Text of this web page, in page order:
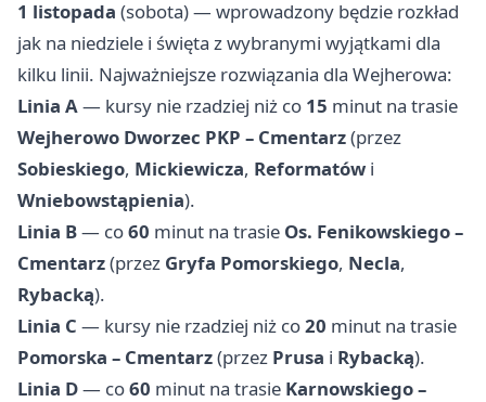
1 listopada (sobota) — wprowadzony będzie rozkład
jak na niedziele i święta z wybranymi wyjątkami dla
kilku linii. Najważniejsze rozwiązania dla Wejherowa:
Linia A— kursy nie rzadziej niż co 15 minut na trasie
Wejherowo Dworzec PKP – Cmentarz(przez
Sobieskiego, Mickiewicza, Reformatów i
Wniebowstąpienia).
Linia B— co60 minut na trasie Os. Fenikowskiego –
Cmentarz(przez Gryfa Pomorskiego, Necla,
Rybacką).
Linia C — kursy nie rzadziej niż co20 minut na trasie
Pomorska – Cmentarz(przez Prusa i Rybacką).
Linia D— co60 minut na trasie Karnowskiego –